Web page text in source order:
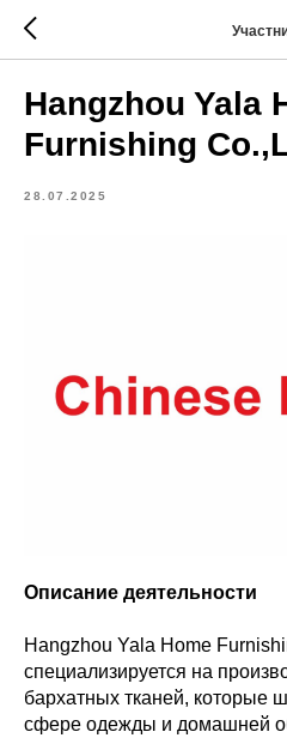
Hangzhou Yala
Furnishing
28.07.2025
Описание деятельности
Hangzhou Yala Home
специализируется на
бархатных тканей, которые
сфере одежды и домашней